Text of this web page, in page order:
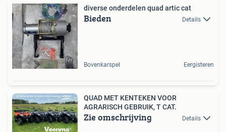
diverse onderdelen quad artic cat
Bieden Details
Bovenkarspel Eergisteren
QUAD MET KENTEKEN VOOR
AGRARISCH GEBRUIK, T CAT.
Zie omschrijving Details